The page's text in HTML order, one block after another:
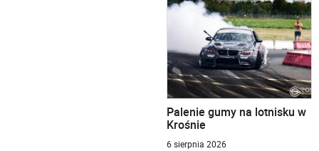
Palenie gumy na lotnisku w
Krośnie
6 sierpnia 2026